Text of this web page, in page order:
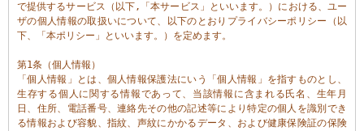
で提供するサービス（以下,「本サービス」といいます。）における、ユー
ザの個人情報の取扱いについて、以下のとおりプライバシーポリシー（以
下、「本ポリシー」といいます。）を定めます。
第1条（個人情報）
「個人情報」とは、個人情報保護法にいう「個人情報」を指すものとし、
生存する個人に関する情報であって、当該情報に含まれる氏名、生年月
日、住所、電話番号、連絡先その他の記述等により特定の個人を識別でき
る情報および容貌、指紋、声紋にかかるデータ、および健康保険証の保険